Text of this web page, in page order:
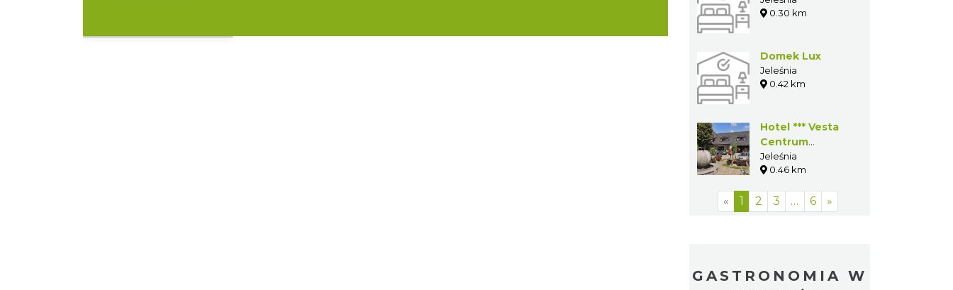
0.30 km
Domek Lux
Jeleśnia
0.42 km
Hotel *** Vesta
Centrum
Konferencyjno
Wypoczynkowe
Jeleśnia
0.46 km
« 1 2 3 … 6 »
GASTRONOMIA W